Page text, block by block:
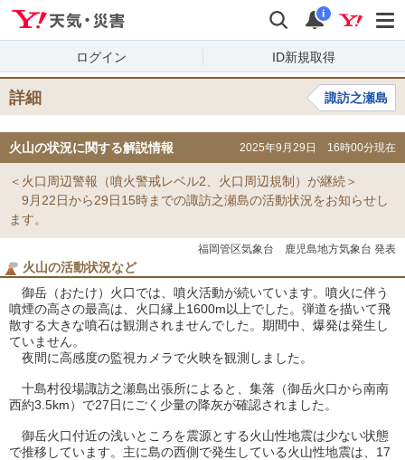
検索 通知
i
ログイン ID新規取得
詳細 諏訪之瀬島
火山の状況に関する解説情報 2025年9月29日 16時00分現在
＜火口周辺警報（噴火警戒レベル2、火口周辺規制）が継続＞
9月22日から29日15時までの諏訪之瀬島の活動状況をお知らせし
ます。
福岡管区気象台 鹿児島地方気象台 発表
火山の活動状況など
御岳（おたけ）火口では、噴火活動が続いています。噴火に伴う
噴煙の高さの最高は、火口縁上1600m以上でした。弾道を描いて飛
散する大きな噴石は観測されませんでした。期間中、爆発は発生し
ていません。
夜間に高感度の監視カメラで火映を観測しました。
十島村役場諏訪之瀬島出張所によると、集落（御岳火口から南南
西約3.5km）で27日にごく少量の降灰が確認されました。
御岳火口付近の浅いところを震源とする火山性地震は少ない状態
で推移しています。主に島の西側で発生している火山性地震は、17